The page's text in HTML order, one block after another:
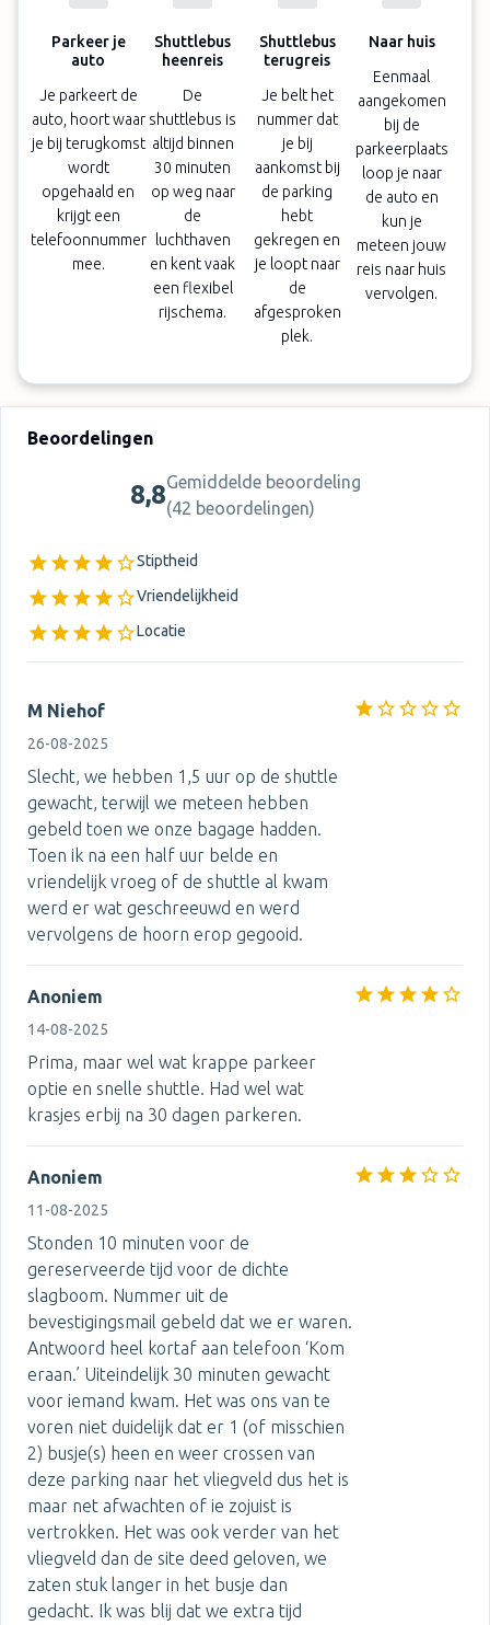
Parkeer je
auto
Je parkeert de
auto, hoort waar
je bij terugkomst
wordt
opgehaald en
krijgt een
telefoonnummer
mee.
Shuttlebus
heenreis
De
shuttlebus is
altijd binnen
30 minuten
op weg naar
de
luchthaven
en kent vaak
een flexibel
rijschema.
Shuttlebus
terugreis
Je belt het
nummer dat
je bij
aankomst bij
de parking
hebt
gekregen en
je loopt naar
de
afgesproken
plek.
Naar huis
Eenmaal
aangekomen
bij de
parkeerplaats
loop je naar
de auto en
kun je
meteen jouw
reis naar huis
vervolgen.
Beoordelingen
8,8Gemiddelde beoordeling
(42 beoordelingen)
Stiptheid
Vriendelijkheid
Locatie
M Niehof
26-08-2025
Slecht, we hebben 1,5 uur op de shuttle
gewacht, terwijl we meteen hebben
gebeld toen we onze bagage hadden.
Toen ik na een half uur belde en
vriendelijk vroeg of de shuttle al kwam
werd er wat geschreeuwd en werd
vervolgens de hoorn erop gegooid.
Anoniem
14-08-2025
Prima, maar wel wat krappe parkeer
optie en snelle shuttle. Had wel wat
krasjes erbij na 30 dagen parkeren.
Anoniem
11-08-2025
Stonden 10 minuten voor de
gereserveerde tijd voor de dichte
slagboom. Nummer uit de
bevestigingsmail gebeld dat we er waren.
Antwoord heel kortaf aan telefoon ‘Kom
eraan.’ Uiteindelijk 30 minuten gewacht
voor iemand kwam. Het was ons van te
voren niet duidelijk dat er 1 (of misschien
2) busje(s) heen en weer crossen van
deze parking naar het vliegveld dus het is
maar net afwachten of ie zojuist is
vertrokken. Het was ook verder van het
vliegveld dan de site deed geloven, we
zaten stuk langer in het busje dan
gedacht. Ik was blij dat we extra tijd